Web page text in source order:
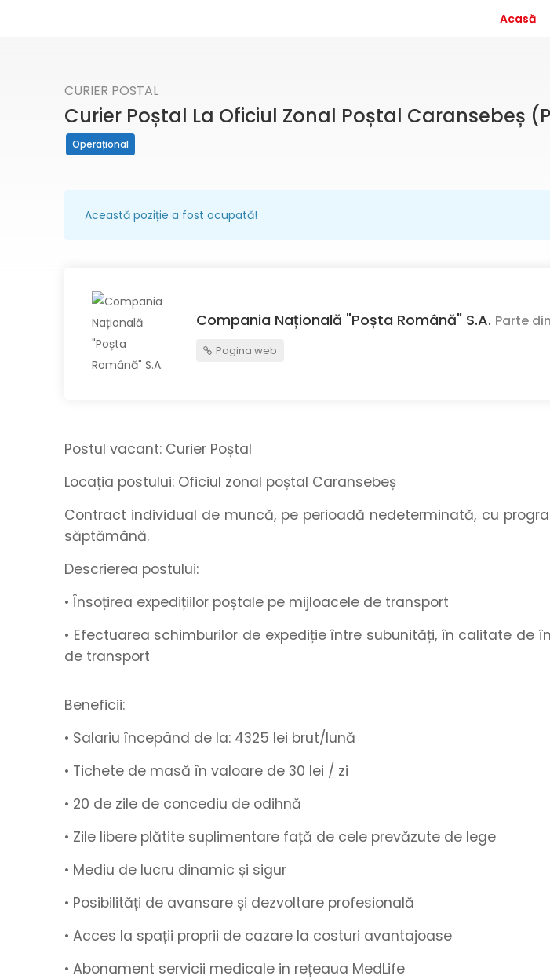
Acasă
CURIER POSTAL
Curier Poștal La Oficiul Zonal Poștal Caransebeș
Operațional
Această poziție a fost ocupată!
Compania Națională "Poșta Română" S.A. Parte
Pagina web
Postul vacant: Curier Poștal
Locația postului: Oficiul zonal poștal Caransebeș
Contract individual de muncă, pe perioadă nedeterminată, cu
săptămână.
Descrierea postului:
• Însoțirea expedițiilor poștale pe mijloacele de transport
• Efectuarea schimburilor de expediție între subunități, în calitate de
de transport
Beneficii:
• Salariu începând de la: 4325 lei brut/lună
• Tichete de masă în valoare de 30 lei / zi
• 20 de zile de concediu de odihnă
• Zile libere plătite suplimentare față de cele prevăzute de lege
• Mediu de lucru dinamic și sigur
• Posibilități de avansare și dezvoltare profesională
• Acces la spații proprii de cazare la costuri avantajoase
• Abonament servicii medicale in rețeaua MedLife